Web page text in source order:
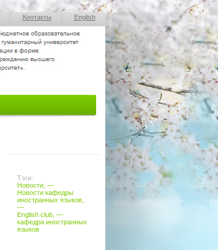
Контакты English
Тэги:
Новости, —
Новости кафедры
иностранных языков,
—
English club, —
кафедра иностранных
языков